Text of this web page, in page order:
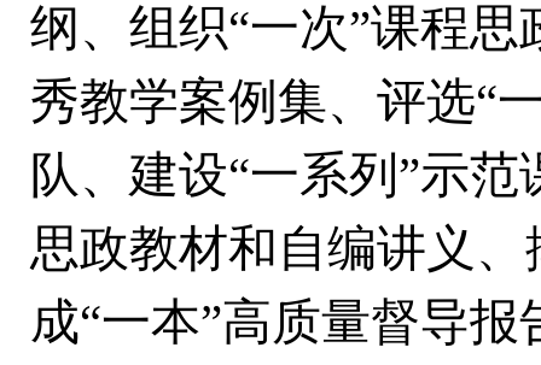
纲、组织“一次”课程
秀教学案例集、评选“
队、建设“一系列”示
思政教材和自编讲义
成“一本”高质量督导